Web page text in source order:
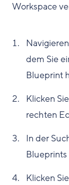
Workspace
dem Sie
Blueprint
Klicken
rechten
In der
Klicken